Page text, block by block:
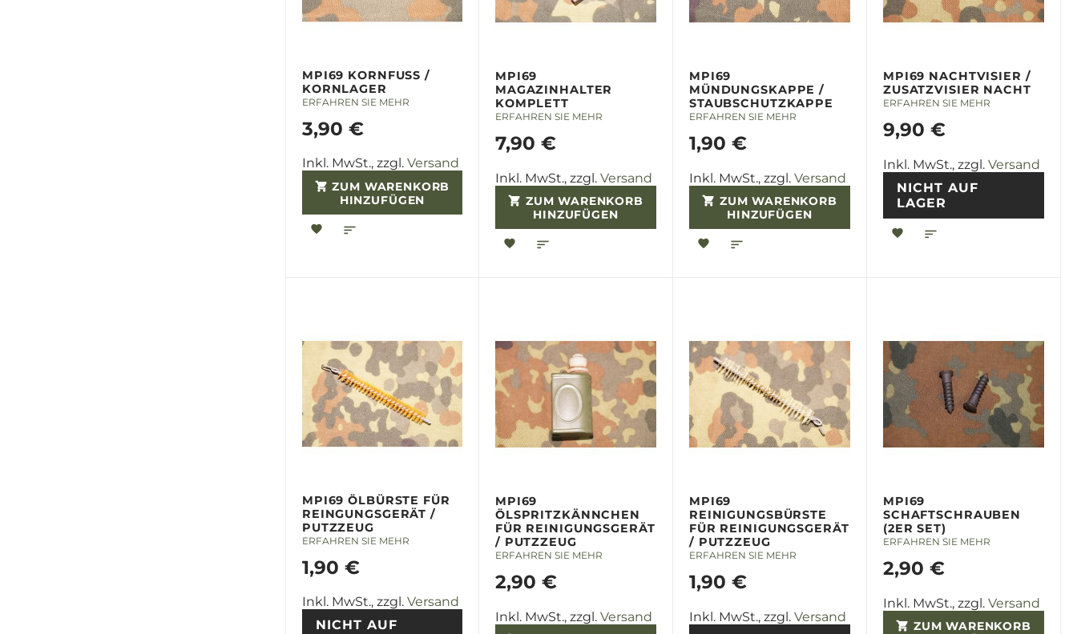
MPI69 KORNFUSS /
KORNLAGER
ERFAHREN SIE MEHR
3,90 €
Inkl. MwSt., zzgl. Versand
ZUM WARENKORB
HINZUFÜGEN
MPI69
MAGAZINHALTER
KOMPLETT
ERFAHREN SIE MEHR
7,90 €
Inkl. MwSt., zzgl. Versand
ZUM WARENKORB
HINZUFÜGEN
MPI69
MÜNDUNGSKAPPE /
STAUBSCHUTZKAPPE
ERFAHREN SIE MEHR
1,90 €
Inkl. MwSt., zzgl. Versand
ZUM WARENKORB
HINZUFÜGEN
MPI69 NACHTVISIER /
ZUSATZVISIER NACHT
ERFAHREN SIE MEHR
9,90 €
Inkl. MwSt., zzgl. Versand
NICHT AUF
LAGER
MPI69 ÖLBÜRSTE FÜR
REINGUNGSGERÄT /
PUTZZEUG
ERFAHREN SIE MEHR
1,90 €
Inkl. MwSt., zzgl. Versand
NICHT AUF
MPI69
ÖLSPRITZKÄNNCHEN
FÜR REINIGUNGSGERÄT
/ PUTZZEUG
ERFAHREN SIE MEHR
2,90 €
Inkl. MwSt., zzgl. Versand
MPI69
REINIGUNGSBÜRSTE
FÜR REINIGUNGSGERÄT
/ PUTZZEUG
ERFAHREN SIE MEHR
1,90 €
Inkl. MwSt., zzgl. Versand
MPI69
SCHAFTSCHRAUBEN
(2ER SET)
ERFAHREN SIE MEHR
2,90 €
Inkl. MwSt., zzgl. Versand
ZUM WARENKORB